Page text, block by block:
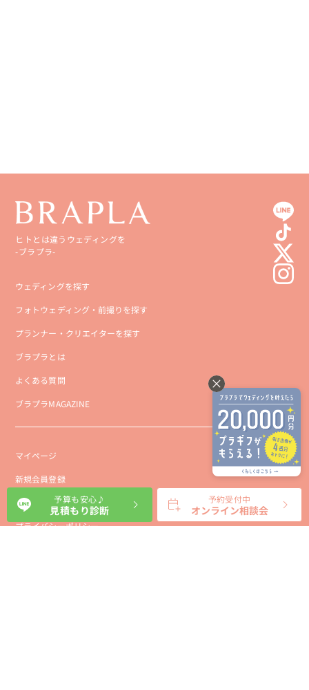
ヒトとは違うウェディングを
-ブラプラ-
ウェディングを探す
フォトウェディング・前撮りを探す
プランナー・クリエイターを探す
ブラプラとは
よくある質問
ブラプラMAGAZINE
マイページ
新規会員登録
会社概要
プライバシーポリシー
予算も安心♪
見積もり診断
予約受付中
オンライン相談会